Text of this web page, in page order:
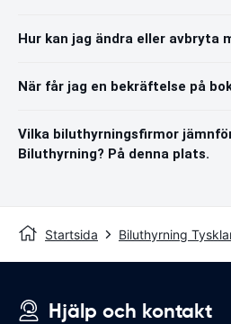
Hur kan jag ändra eller avbryta
När får jag en bekräftelse på
Vilka biluthyrningsfirmor
Biluthyrning? På denna plats.
Startsida Biluthyrning
Hjälp och kontakt